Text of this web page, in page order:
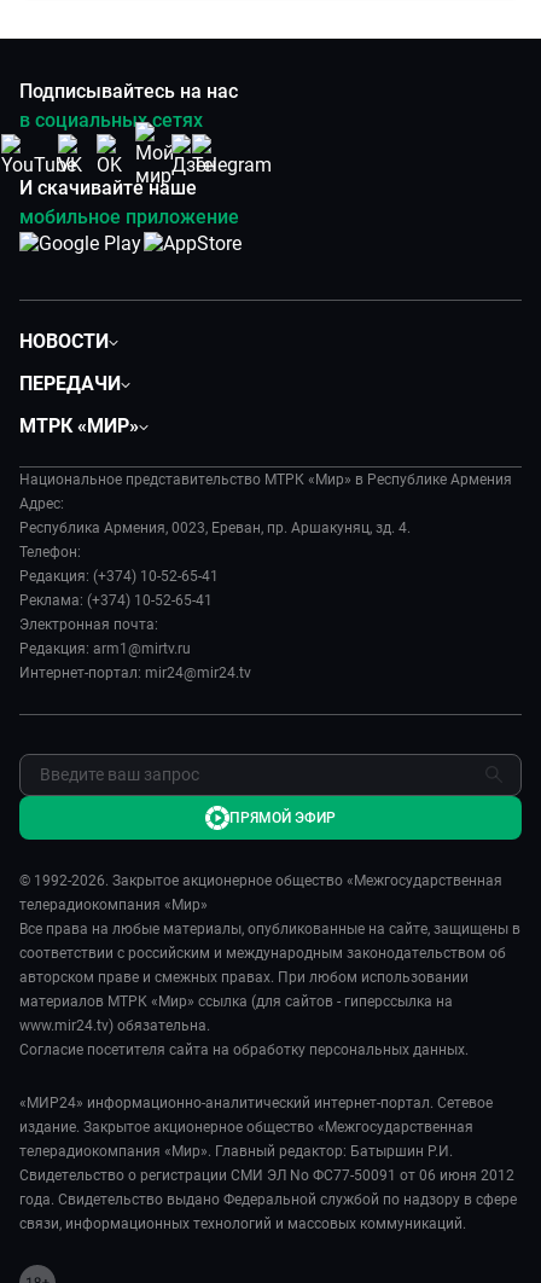
Подписывайтесь на нас
в социальных сетях
И скачивайте наше
мобильное приложение
НОВОСТИ
Экономика
Происшествия
Наука и технологии
Культура
Спорт
ПЕРЕДАЧИ
Евразия. Культурно
Евразия. Регионы
Наши иностранцы
Пять причин поехать в...
Сделано в Содружестве
Я – волонтер
МТРК «МИР»
История
Руководство
Лица мира
Новости
Пресса о нас
Карьера
Национальное представительство МТРК «Мир» в Республике Армения
Адрес:
Республика Армения, 0023, Ереван, пр. Аршакуняц, зд. 4.
Телефон:
Редакция: (+374) 10-52-65-41
Реклама: (+374) 10-52-65-41
Электронная почта:
Редакция: arm1@mirtv.ru
Интернет-портал: mir24@mir24.tv
© 1992-2026. Закрытое акционерное общество «Межгосударственная
телерадиокомпания «Мир»
Все права на любые материалы, опубликованные на сайте, защищены в
соответствии с российским и международным законодательством об
авторском праве и смежных правах. При любом использовании
материалов МТРК «Мир» ссылка (для сайтов - гиперссылка на
www.mir24.tv) обязательна.
Согласие посетителя сайта на обработку персональных данных.
«МИР24» информационно-аналитический интернет-портал. Сетевое
издание. Закрытое акционерное общество «Межгосударственная
телерадиокомпания «Мир». Главный редактор: Батыршин Р.И.
Свидетельство о регистрации СМИ ЭЛ No ФС77-50091 от 06 июня 2012
года. Свидетельство выдано Федеральной службой по надзору в сфере
связи, информационных технологий и массовых коммуникаций.
ПРЯМОЙ ЭФИР